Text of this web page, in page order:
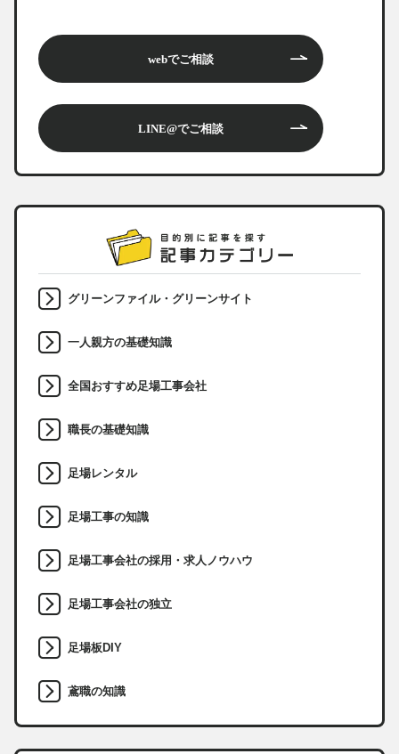
webでご相談
LINE@でご相談
グリーンファイル・グリーンサイト
一人親方の基礎知識
全国おすすめ足場工事会社
職長の基礎知識
足場レンタル
足場工事の知識
足場工事会社の採用・求人ノウハウ
足場工事会社の独立
足場板DIY
鳶職の知識